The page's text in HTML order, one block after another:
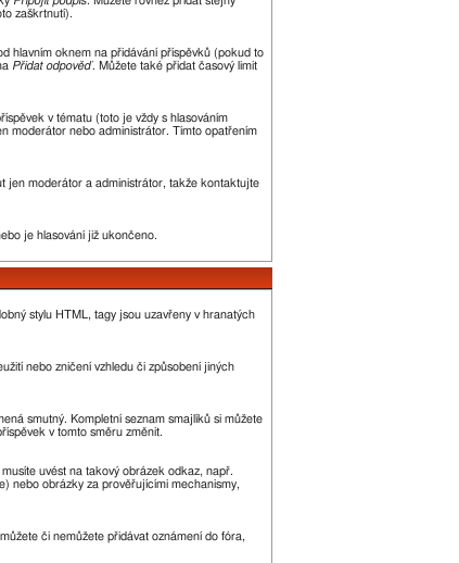
zaškrtnutí).
hlavním oknem na přidávání příspěvků (pokud to
Přidat odpověď. Můžete také přidat časový limit
v tématu (toto je vždy s hlasováním
moderátor nebo administrátor. Tímto opatřením
jen moderátor a administrátor, takže kontaktujte
je hlasování již ukončeno.
stylu HTML, tagy jsou uzavřeny v hranatých
nebo zničení vzhledu či způsobení jiných
smutný. Kompletní seznam smajlíků si můžete
v tomto směru změnit.
uvést na takový obrázek odkaz, např.
nebo obrázky za prověřujícími mechanismy,
či nemůžete přidávat oznámení do fóra,